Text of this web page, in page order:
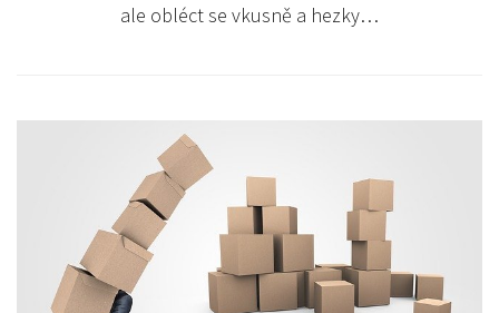
ale obléct se vkusně a hezky…